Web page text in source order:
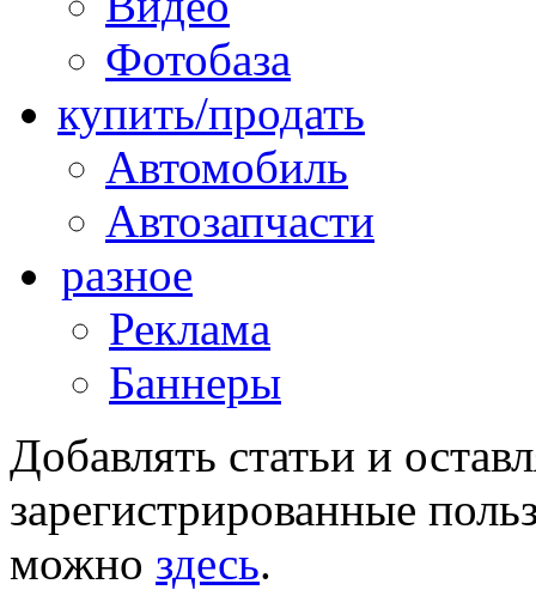
Фотобаза
купить/продать
Автомобиль
Автозапчасти
разное
Реклама
Баннеры
Добавлять статьи и
зарегистрированные
можно здесь.